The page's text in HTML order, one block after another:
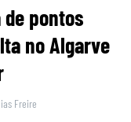
pontos
no Algarve
Freire